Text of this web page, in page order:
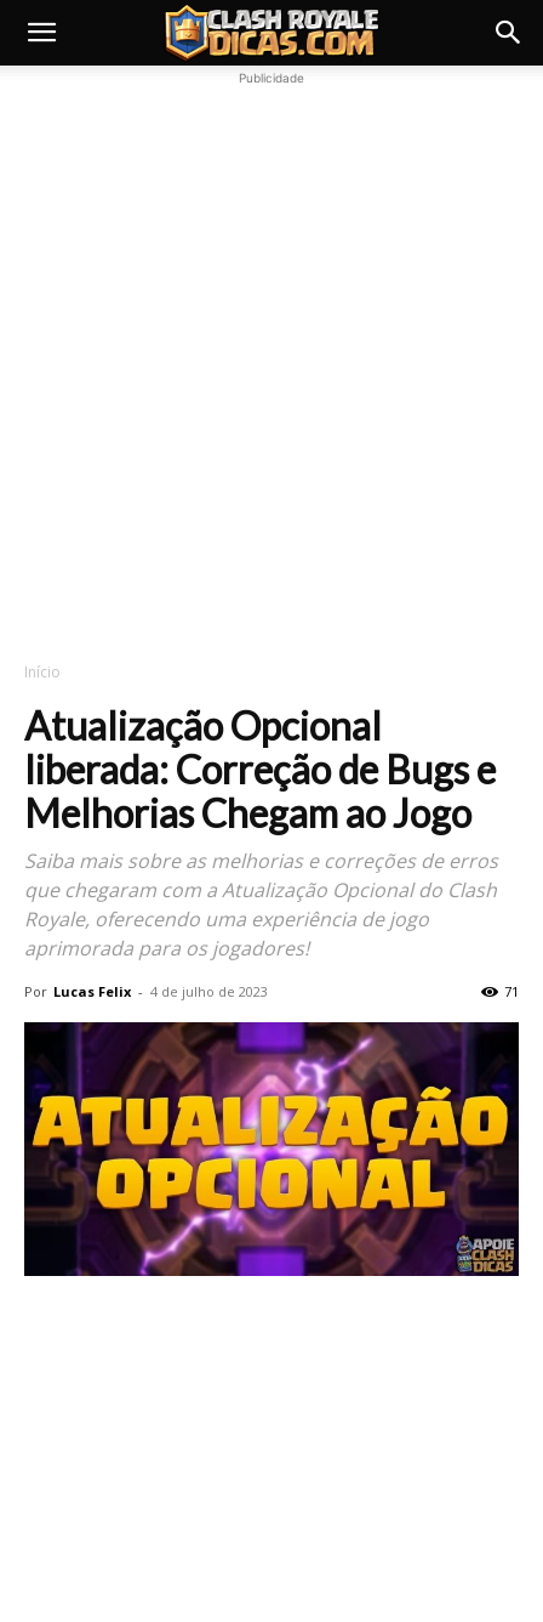
Publicidade
Início
Atualização Opcional
liberada: Correção de Bugs e
Melhorias Chegam ao Jogo
Saiba mais sobre as melhorias e correções de erros
que chegaram com a Atualização Opcional do Clash
Royale, oferecendo uma experiência de jogo
aprimorada para os jogadores!
Por Lucas Felix - 4 de julho de 2023 71